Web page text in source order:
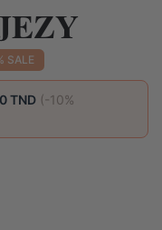
TND.
SALE
TND (-10%